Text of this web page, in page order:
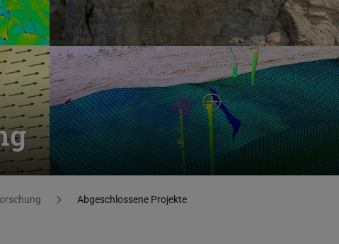
Abgeschlossene Projekte